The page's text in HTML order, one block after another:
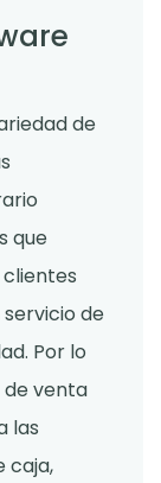
de
que
de
Por lo
venta
las
caja,